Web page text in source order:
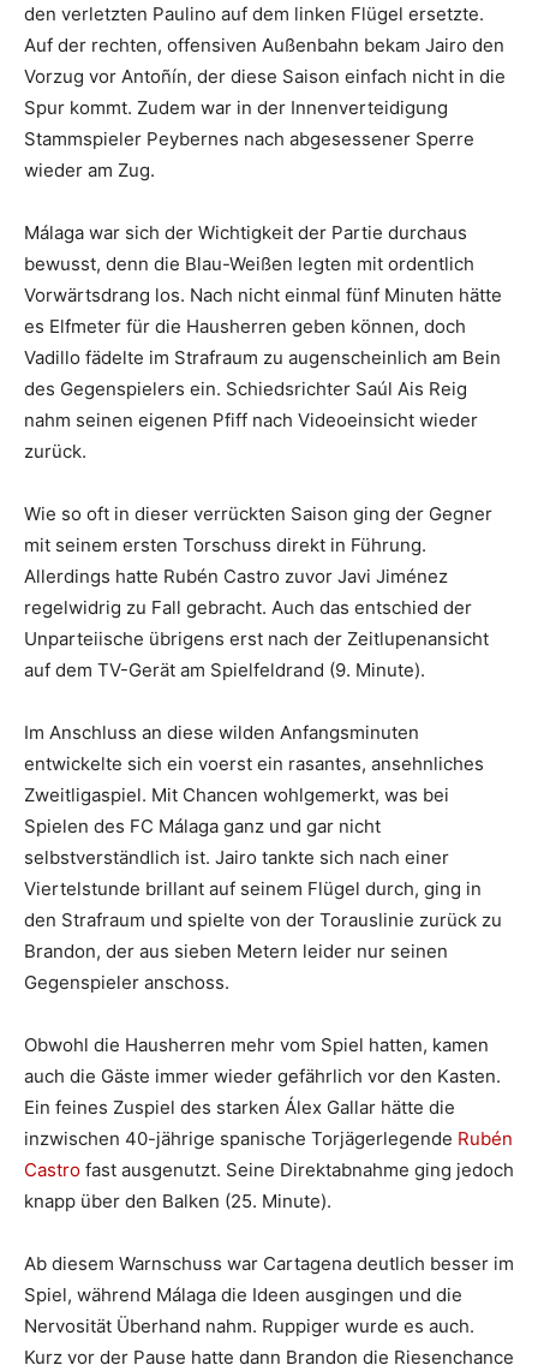
den verletzten Paulino auf dem linken Flügel ersetzte.
Auf der rechten, offensiven Außenbahn bekam Jairo den
Vorzug vor Antoñín, der diese Saison einfach nicht in die
Spur kommt. Zudem war in der Innenverteidigung
Stammspieler Peybernes nach abgesessener Sperre
wieder am Zug.
Málaga war sich der Wichtigkeit der Partie durchaus
bewusst, denn die Blau-Weißen legten mit ordentlich
Vorwärtsdrang los. Nach nicht einmal fünf Minuten hätte
es Elfmeter für die Hausherren geben können, doch
Vadillo fädelte im Strafraum zu augenscheinlich am Bein
des Gegenspielers ein. Schiedsrichter Saúl Ais Reig
nahm seinen eigenen Pfiff nach Videoeinsicht wieder
zurück.
Wie so oft in dieser verrückten Saison ging der Gegner
mit seinem ersten Torschuss direkt in Führung.
Allerdings hatte Rubén Castro zuvor Javi Jiménez
regelwidrig zu Fall gebracht. Auch das entschied der
Unparteiische übrigens erst nach der Zeitlupenansicht
auf dem TV-Gerät am Spielfeldrand (9. Minute).
Im Anschluss an diese wilden Anfangsminuten
entwickelte sich ein voerst ein rasantes, ansehnliches
Zweitligaspiel. Mit Chancen wohlgemerkt, was bei
Spielen des FC Málaga ganz und gar nicht
selbstverständlich ist. Jairo tankte sich nach einer
Viertelstunde brillant auf seinem Flügel durch, ging in
den Strafraum und spielte von der Torauslinie zurück zu
Brandon, der aus sieben Metern leider nur seinen
Gegenspieler anschoss.
Obwohl die Hausherren mehr vom Spiel hatten, kamen
auch die Gäste immer wieder gefährlich vor den Kasten.
Ein feines Zuspiel des starken Álex Gallar hätte die
inzwischen 40-jährige spanische Torjägerlegende Rubén
Castro fast ausgenutzt. Seine Direktabnahme ging jedoch
knapp über den Balken (25. Minute).
Ab diesem Warnschuss war Cartagena deutlich besser im
Spiel, während Málaga die Ideen ausgingen und die
Nervosität Überhand nahm. Ruppiger wurde es auch.
Kurz vor der Pause hatte dann Brandon die Riesenchance